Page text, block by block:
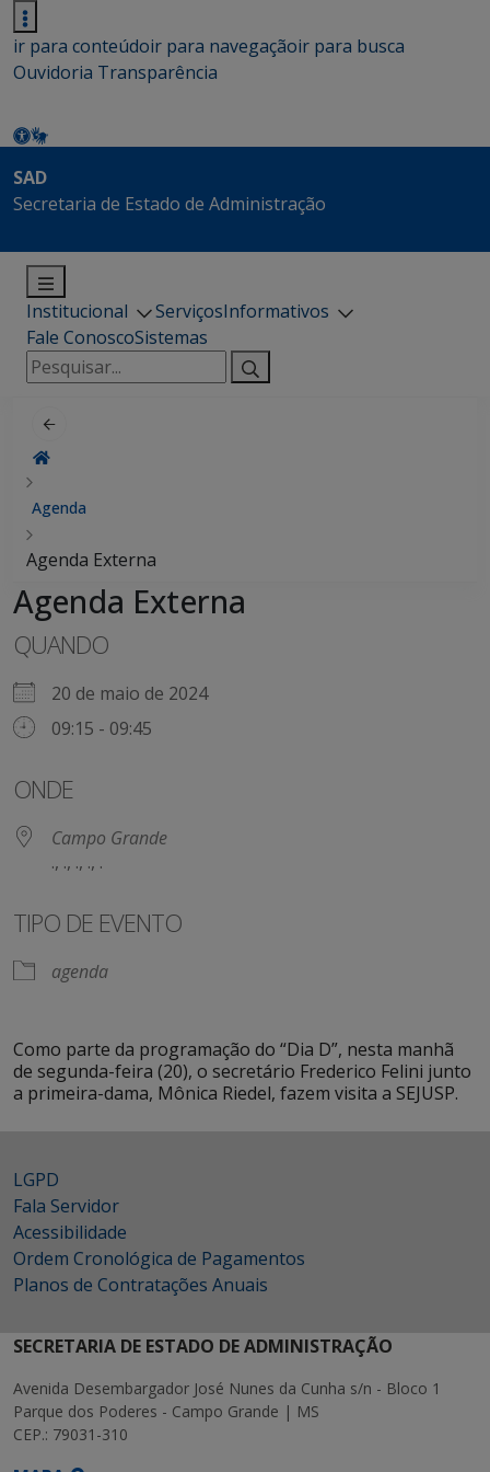
ir para conteúdoir para navegaçãoir para busca
Ouvidoria Transparência
SAD
Secretaria de Estado de Administração
Institucional ServiçosInformativos
Fale ConoscoSistemas
Pesquisar
por:
Agenda
Agenda Externa
Agenda Externa
QUANDO
20 de maio de 2024
09:15 - 09:45
ONDE
Campo Grande
., ., ., ., .
TIPO DE EVENTO
agenda
Como parte da programação do “Dia D”, nesta manhã
de segunda-feira (20), o secretário Frederico Felini junto
a primeira-dama, Mônica Riedel, fazem visita a SEJUSP.
LGPD
Fala Servidor
Acessibilidade
Ordem Cronológica de Pagamentos
Planos de Contratações Anuais
SECRETARIA DE ESTADO DE ADMINISTRAÇÃO
Avenida Desembargador José Nunes da Cunha s/n - Bloco 1
Parque dos Poderes - Campo Grande | MS
CEP.: 79031-310